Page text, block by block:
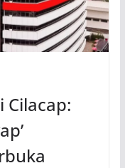
Cilacap: